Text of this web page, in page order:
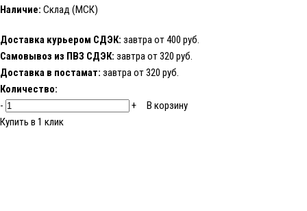
Наличие: Склад (МСК)
Доставка курьером СДЭК: завтра от 400 руб.
Самовывоз из ПВЗ СДЭК: завтра от 320 руб.
Доставка в постамат: завтра от 320 руб.
Количество:
-
+
В корзину
Купить в 1 клик